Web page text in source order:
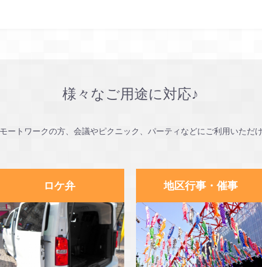
様々なご用途に対応♪
ートワークの方、会議やピクニック、パーティなどにご利用いただ
ロケ弁 地区行事・催事